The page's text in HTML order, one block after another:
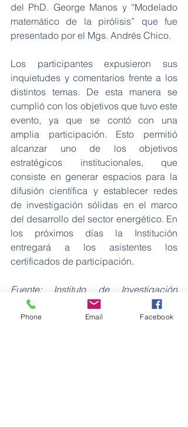
del PhD. George Manos y “Modelado
matemático de la pirólisis” que fue
presentado por el Mgs. Andrés Chico.
Los participantes expusieron sus
inquietudes y comentarios frente a los
distintos temas. De esta manera se
cumplió con los objetivos que tuvo este
evento, ya que se contó con una
amplia participación. Esto permitió
alcanzar uno de los objetivos
estratégicos institucionales, que
consiste en generar espacios para la
difusión científica y establecer redes
de investigación sólidas en el marco
del desarrollo del sector energético. En
los próximos días la Institución
entregará a los asistentes los
certificados de participación.
Fuente: Instituto de Investigación
Geológico y Energético
EnergíaPhone Email Facebook